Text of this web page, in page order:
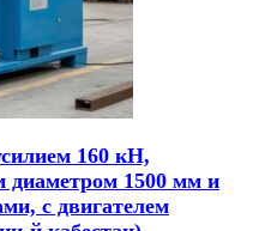
160 кН,
диаметром 1500 мм и
с двигателем